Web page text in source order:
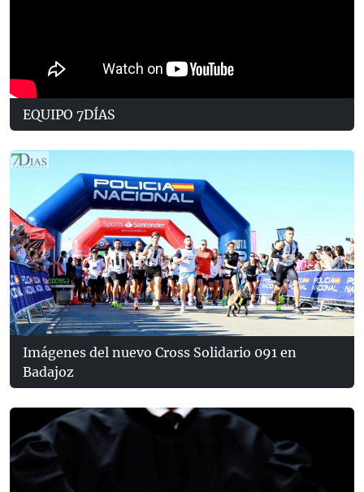
EQUIPO 7DÍAS
Imágenes del nuevo Cross Solidario 091 en
Badajoz